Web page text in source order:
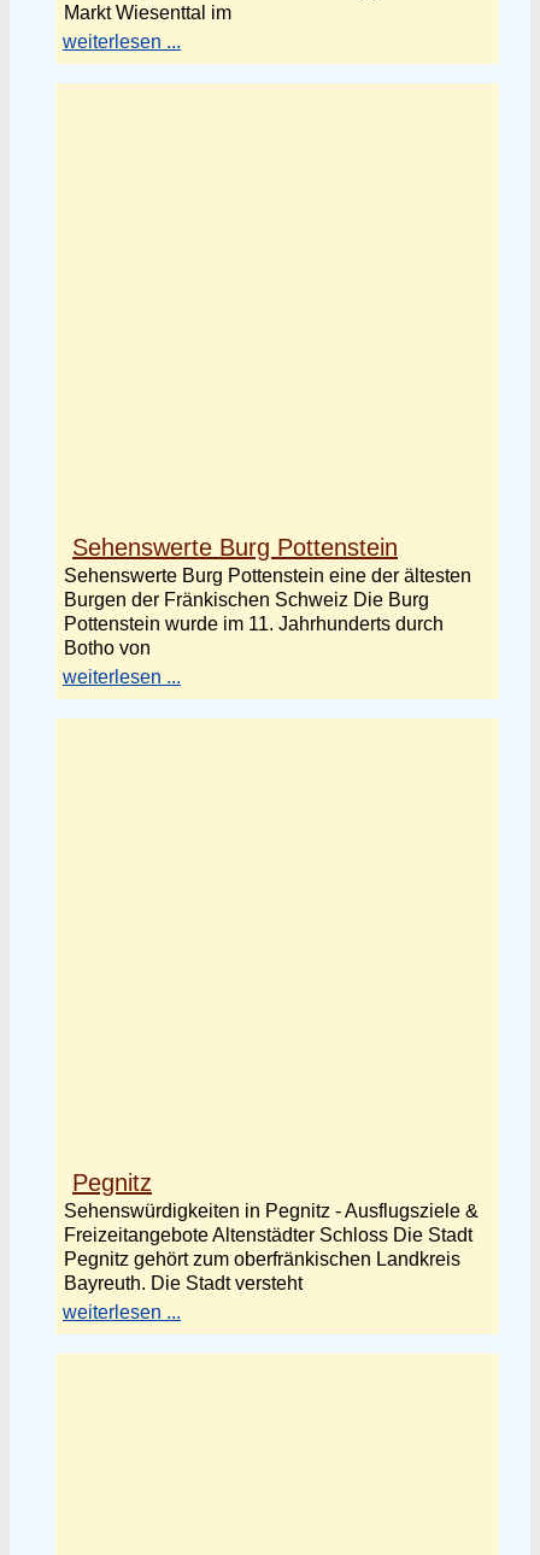
Markt Wiesenttal im
weiterlesen ...
Sehenswerte Burg Pottenstein
Sehenswerte Burg Pottenstein eine der ältesten
Burgen der Fränkischen Schweiz Die Burg
Pottenstein wurde im 11. Jahrhunderts durch
Botho von
weiterlesen ...
Pegnitz
Sehenswürdigkeiten in Pegnitz - Ausflugsziele &
Freizeitangebote Altenstädter Schloss Die Stadt
Pegnitz gehört zum oberfränkischen Landkreis
Bayreuth. Die Stadt versteht
weiterlesen ...